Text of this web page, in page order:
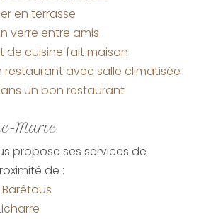
en terrasse
verre entre amis
de cuisine fait maison
restaurant avec salle climatisée
un bon restaurant
Marie
propose ses services de
de :